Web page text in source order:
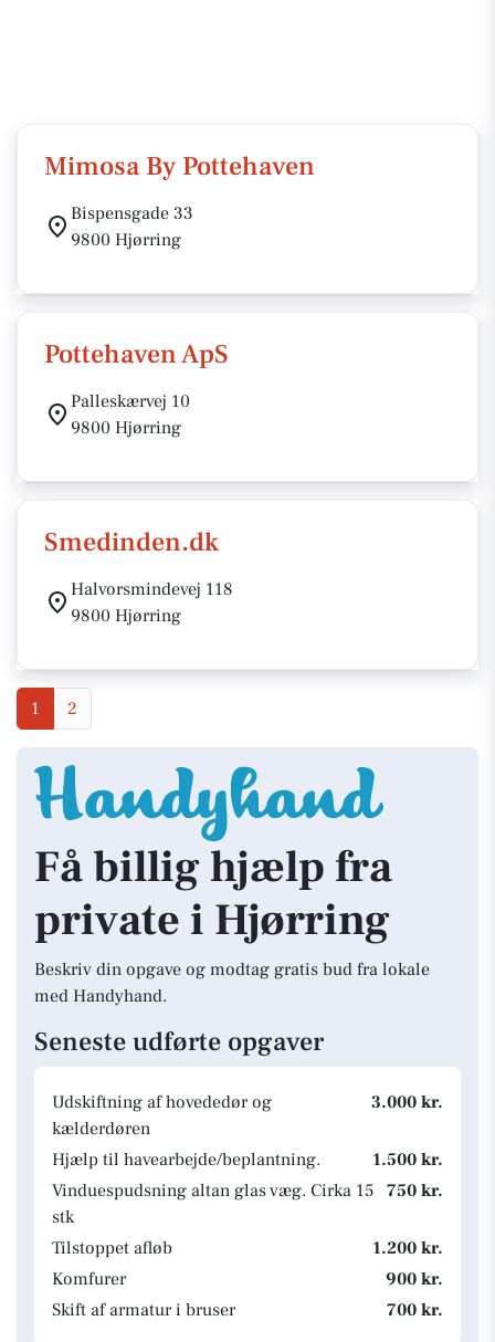
Mimosa By Pottehaven
Bispensgade 33
9800 Hjørring
Pottehaven ApS
Palleskærvej 10
9800 Hjørring
Smedinden.dk
Halvorsmindevej 118
9800 Hjørring
1 2
Få billig hjælp fra
private i Hjørring
Beskriv din opgave og modtag gratis bud fra lokale
med Handyhand.
Seneste udførte opgaver
Udskiftning af hovededør og
kælderdøren
3.000 kr.
Hjælp til havearbejde/beplantning.
1.500 kr.
Vinduespudsning altan glas væg. Cirka 15
stk
750 kr.
Tilstoppet afløb
1.200 kr.
Komfurer
900 kr.
Skift af armatur i bruser
700 kr.